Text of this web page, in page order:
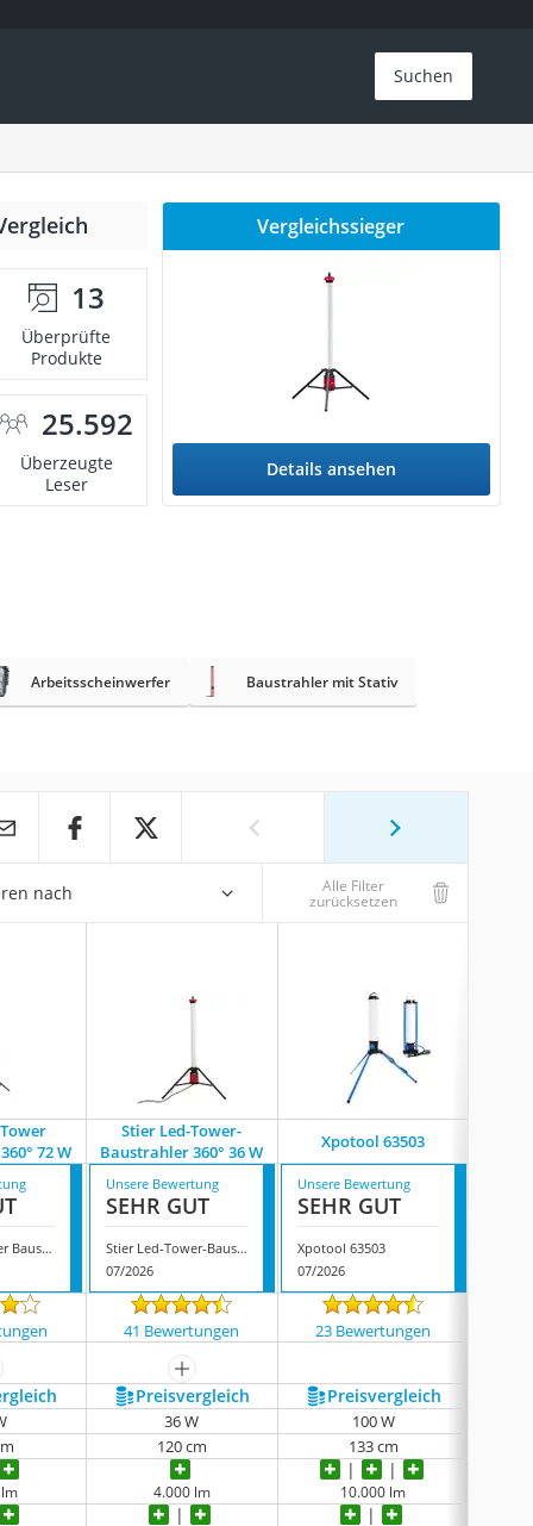
Suchen
13
Überprüfte
Produkte
25.592
Überzeugte
Leser
Vergleichssieger
Details ansehen
Arbeitsscheinwerfer Baustrahler mit Stativ
nach Alle Filter
zurücksetzen
72 W
Stier Led-Tower-
Baustrahler 360° 36 W
Xpotool 63503
Stier Led Tower Baustrahler 360° 72 W
Unsere Bewertung
SEHR GUT
Stier Led-Tower-Baustrahler 360° 36 W
07/2026
Unsere Bewertung
SEHR GUT
Xpotool 63503
07/2026
41 Bewertungen 23 Bewertungen
anzeigen
mehr anzeigen
Preis­vergleich Preis­vergleich
36 W
100 W
120 cm 133 cm
4.000 lm 10.000 lm